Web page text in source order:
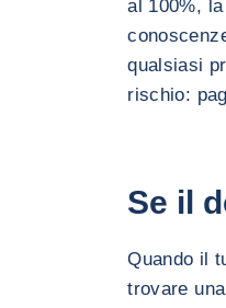
al 100%,
qualsiasi
rischio:
Se il
Quando il
trovare